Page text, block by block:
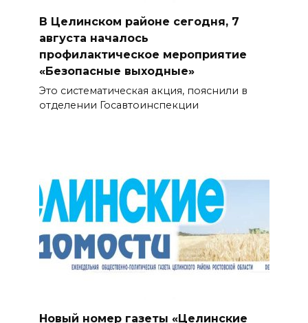
В Целинском районе сегодня, 7
августа началось
профилактическое мероприятие
«Безопасные выходные»
Это систематическая акция, пояснили в
отделении Госавтоинспекции
Новый номер газеты «Целинские